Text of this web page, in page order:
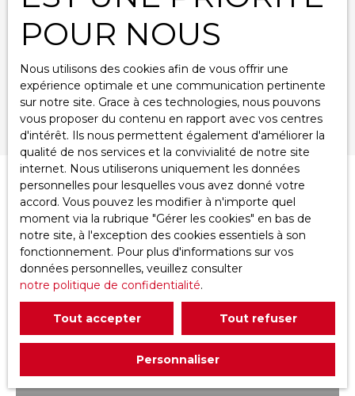
Budget max (XPF)
Surface min (m²)
Rechercher
Pertinence
Trier par Créer une alerte
POUR NOUS
Nous utilisons des cookies afin de vous offrir une
expérience optimale et une communication pertinente
sur notre site. Grace à ces technologies, nous pouvons
vous proposer du contenu en rapport avec vos centres
d'intérêt. Ils nous permettent également d'améliorer la
qualité de nos services et la convivialité de notre site
internet. Nous utiliserons uniquement les données
personnelles pour lesquelles vous avez donné votre
accord. Vous pouvez les modifier à n'importe quel
moment via la rubrique ″Gérer les cookies″ en bas de
notre site, à l'exception des cookies essentiels à son
fonctionnement. Pour plus d'informations sur vos
données personnelles, veuillez consulter
notre politique de confidentialité.
Tout accepter Tout refuser
Personnaliser